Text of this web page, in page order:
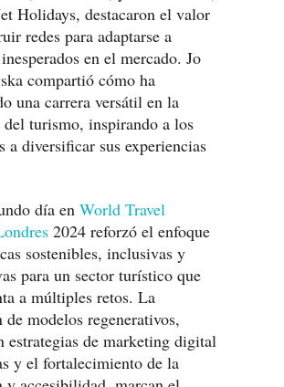
Holidays, destacaron el valor
redes para adaptarse a
en el mercado. Jo
compartió cómo ha
una carrera versátil en la
turismo, inspirando a los
a diversificar sus experiencias
día en World Travel
2024 reforzó el enfoque
sostenibles, inclusivas y
para un sector turístico que
a múltiples retos. La
de modelos regenerativos,
estrategias de marketing digital
y el fortalecimiento de la